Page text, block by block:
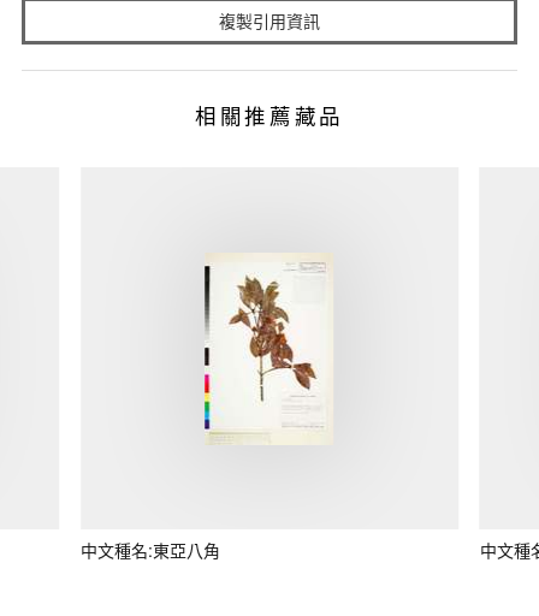
複製引用資訊
相關推薦藏品
中文種名:東亞八角 中文種